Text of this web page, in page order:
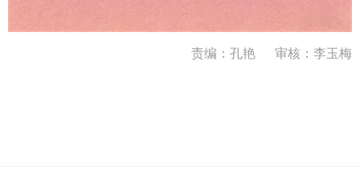
责编：孔艳 审核：李玉梅